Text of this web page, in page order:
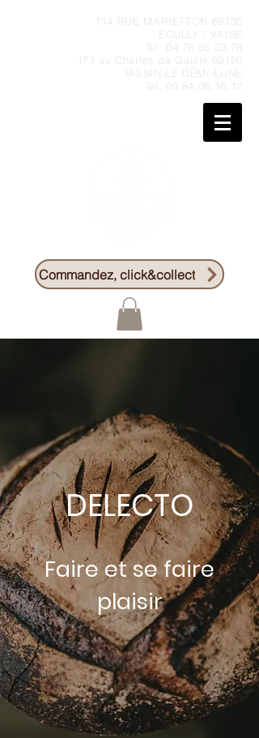
114 RUE MARIETTON 69130
ECULLY / VAISE
Tel:
173 av Charles de Gaulle 69160
TASSIN LE DEMI-LUNE
Tel:
Commandez, click&collect
DELECTO
Faire et se faire
plaisir